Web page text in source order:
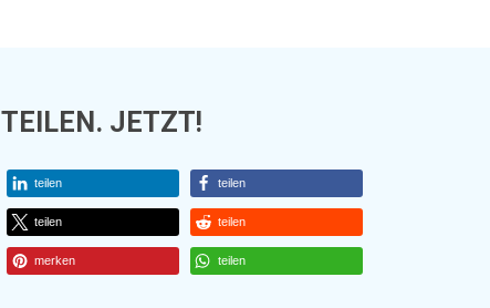
TEILEN. JETZT!
teilen teilen
teilen teilen
merken teilen